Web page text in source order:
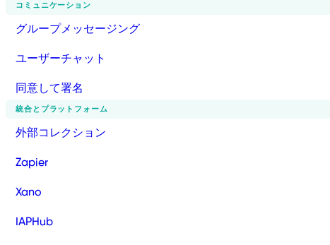
コミュニケーション
グループメッセージング
ユーザーチャット
同意して署名
統合とプラットフォーム
外部コレクション
Zapier
Xano
IAPHub